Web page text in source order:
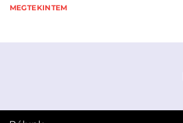
MEGTEKINTEM